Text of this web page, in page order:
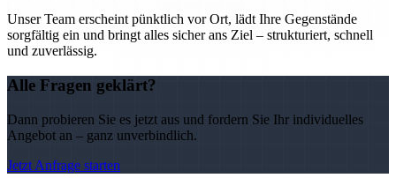
Unser Team erscheint pünktlich vor Ort, lädt Ihre Gegenstände
sorgfältig ein und bringt alles sicher ans Ziel – strukturiert, schnell
und zuverlässig.
Alle Fragen geklärt?
Dann probieren Sie es jetzt aus und fordern Sie Ihr individuelles
Angebot an – ganz unverbindlich.
Jetzt Anfrage starten